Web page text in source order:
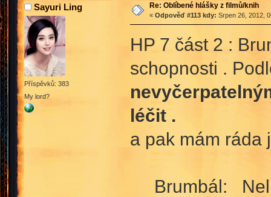
Sayuri Ling
Příspěvků: 383
My lord?
Re: Oblíbené hlášky z filmů/knih
« Odpověď #113 kdy: Srpen 26, 2012,
HP 7 část 2 :
schopnosti .
léčit .
a pak mám ráda
Brumbál: